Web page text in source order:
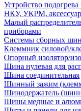
Устройство
НКУ, УКРМ,
Малый
приборами
Системы сборных шин
Клеммник силовой/
Опорный изолятор/
Шина нулевая для
Шина соединительная
Шинный зажим
Шинодержатель
Шины медные и